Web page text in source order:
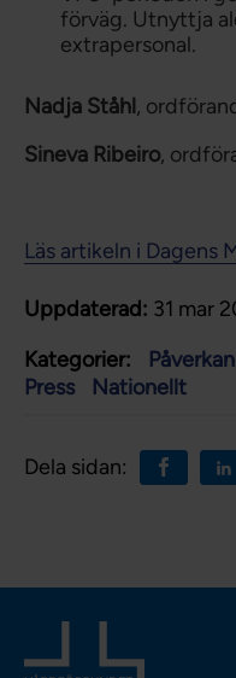
förväg. Utnyttja
extrapersonal.
Nadja Ståhl,
Sineva Ribeiro,
Läs artikeln i Dagens
Uppdaterad: 31 mar
Kategorier:
Påverkan
Press
Nationellt
Dela sidan: